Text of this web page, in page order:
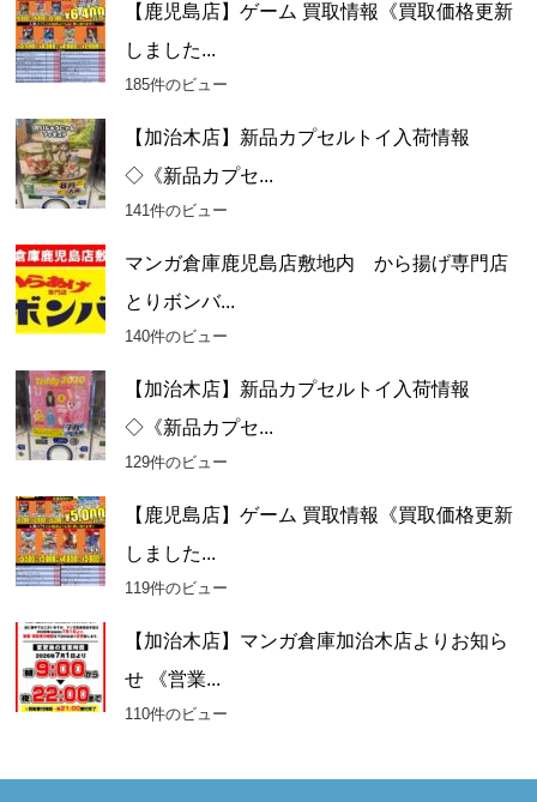
【鹿児島店】ゲーム 買取情報《買取価格更新
しました...
185件のビュー
【加治木店】新品カプセルトイ入荷情報
◇《新品カプセ...
141件のビュー
マンガ倉庫鹿児島店敷地内 から揚げ専門店
とりボンバ...
140件のビュー
【加治木店】新品カプセルトイ入荷情報
◇《新品カプセ...
129件のビュー
【鹿児島店】ゲーム 買取情報《買取価格更新
しました...
119件のビュー
【加治木店】マンガ倉庫加治木店よりお知ら
せ 《営業...
110件のビュー